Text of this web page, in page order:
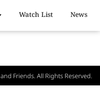
Watch List News
and Friends. All Rights Reserved.